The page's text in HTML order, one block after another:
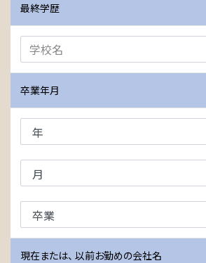
最終学歴
卒業年月
現在または、 以前お勤めの会社名